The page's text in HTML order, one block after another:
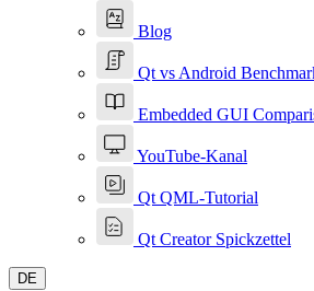
Blog
Qt vs Android
Embedded GUI
YouTube-Kanal
Qt QML-Tutorial
Qt Creator Spickzettel
DE